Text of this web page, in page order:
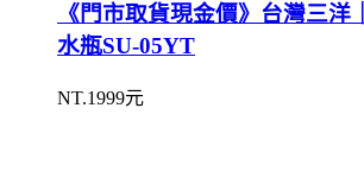
《門市取貨現金價》台灣三
水瓶SU-05YT
NT.1999元